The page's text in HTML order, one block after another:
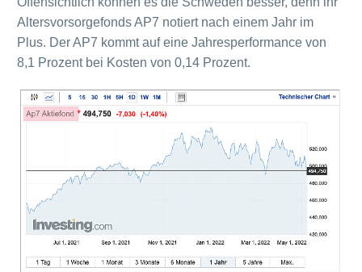
Altersvorsorgefonds AP7 notiert nach einem Jahr im
Plus. Der AP7 kommt auf eine Jahresperformance von
8,1 Prozent bei Kosten von 0,14 Prozent.